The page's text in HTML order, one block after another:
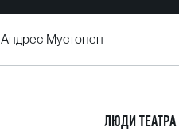
Андрес Мустонен
ЛЮДИ ТЕАТРА